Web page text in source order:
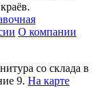
О компании
со склада в
9. На карте